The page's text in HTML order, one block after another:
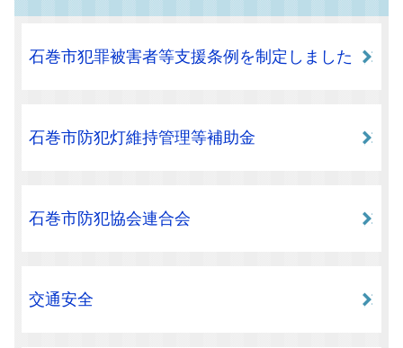
石巻市犯罪被害者等支援条例を制定しました
石巻市防犯灯維持管理等補助金
石巻市防犯協会連合会
交通安全